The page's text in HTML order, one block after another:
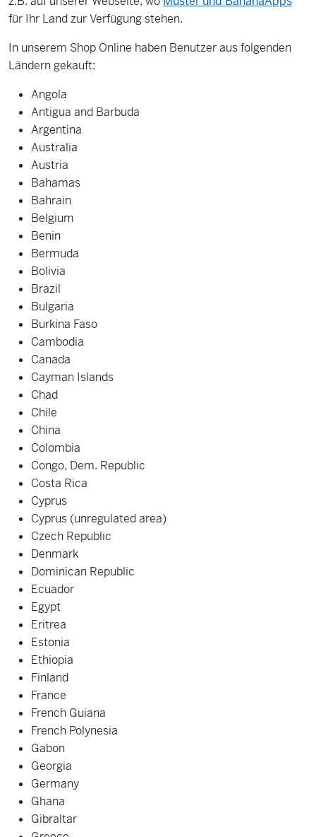
für Ihr Land zur Verfügung stehen.
In unserem Shop Online haben Benutzer aus folgenden
Ländern gekauft:
Angola
Antigua and Barbuda
Argentina
Australia
Austria
Bahamas
Bahrain
Belgium
Benin
Bermuda
Bolivia
Brazil
Bulgaria
Burkina Faso
Cambodia
Canada
Cayman Islands
Chad
Chile
China
Colombia
Congo, Dem. Republic
Costa Rica
Cyprus
Cyprus (unregulated area)
Czech Republic
Denmark
Dominican Republic
Ecuador
Egypt
Eritrea
Estonia
Ethiopia
Finland
France
French Guiana
French Polynesia
Gabon
Georgia
Germany
Ghana
Gibraltar